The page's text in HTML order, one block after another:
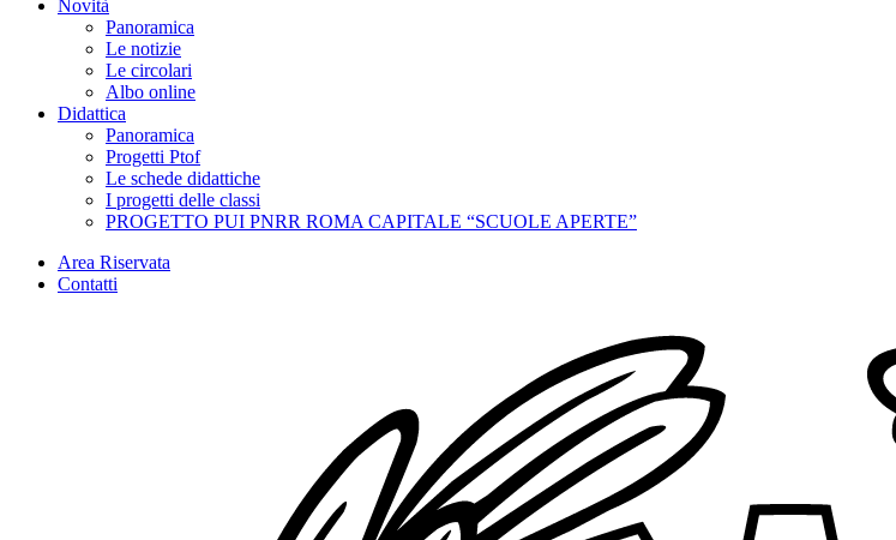
Novità
Panoramica
Le notizie
Le circolari
Albo online
Didattica
Panoramica
Progetti Ptof
Le schede didattiche
I progetti delle classi
PROGETTO PUI PNRR ROMA CAPITALE “SCUOLE APERTE”
Area Riservata
Contatti